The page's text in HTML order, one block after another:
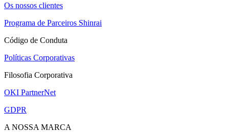
Os nossos clientes
Programa de Parceiros Shinrai
Código de Conduta
Políticas Corporativas
Filosofia Corporativa
OKI PartnerNet
GDPR
A NOSSA MARCA